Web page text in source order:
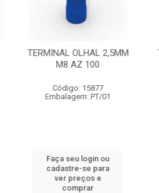
TERMINAL OLHAL 2,5MM
M6 AZ 100
Código: 15883
Embalagem: M6 6,7mm
Faça seu login ou
cadastre-se para
ver preços e
comprar